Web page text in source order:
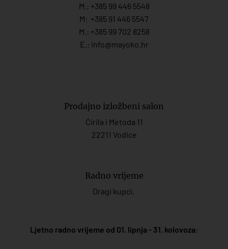
M.: +385 99 446 5548
M: +385 91 446 5547
M.: +385 99 702 8258
E.: info@mayoko. hr
Prodajno izložbeni salon
Ćirila i Metoda 11
22211 Vodice
Radno vrijeme
Dragi kupci,
Ljetno radno vrijeme od 01. lipnja - 31. kolovoza: